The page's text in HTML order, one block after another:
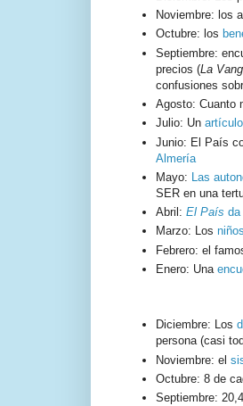
Noviembre: los
Octubre: los
Septiembre:
precios (La
confusiones
Agosto: Cuanto
Julio: Un
Junio: El País
Almería
Mayo:
Las
SER en una
Abril: El País da
Marzo: Los
Febrero: el
Enero: Una
Diciembre: Los
persona (casi
Noviembre: el
Octubre: 8 de
Septiembre: